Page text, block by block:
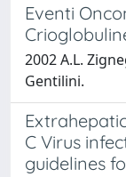
Eventi
2002 A.L.
Gentilini.
C Virus
guidelines